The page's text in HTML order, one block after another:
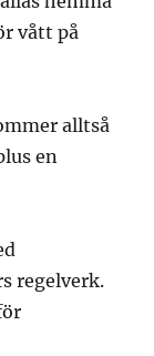
vått på
alltså
en
regelverk.